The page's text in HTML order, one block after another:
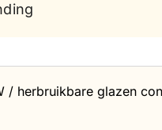
/ herbruikbare glazen